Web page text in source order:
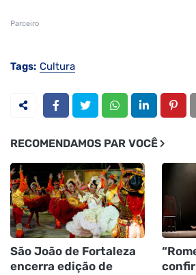
Parceiro
Tags: Cultura
RECOMENDAMOS PAR VOCÊ
São João de Fortaleza
encerra edição de